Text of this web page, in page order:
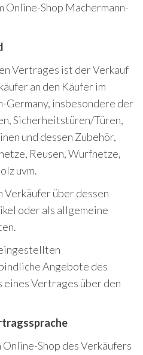
Online-Shop Machermann-
Vertrages ist der Verkauf
an den Käufer im
Germany, insbesondere der
Sicherheitstüren/Türen,
und dessen Zubehör,
Reusen, Wurfnetze,
uvm.
Verkäufer über dessen
oder als allgemeine
Angebote des
eines Vertrages über den
Shop des Verkäufers